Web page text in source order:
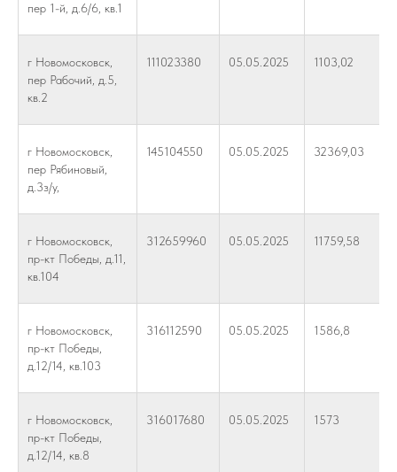
пер 1-й, д.6/6, кв.1
г Новомосковск,
пер Рабочий, д.5,
кв.2
111023380 05.05.2025 1103,02
г Новомосковск,
пер Рябиновый,
д.3з/у,
145104550 05.05.2025 32369,03
г Новомосковск,
пр-кт Победы, д.11,
кв.104
312659960 05.05.2025 11759,58
г Новомосковск,
пр-кт Победы,
д.12/14, кв.103
316112590 05.05.2025 1586,8
г Новомосковск,
пр-кт Победы,
д.12/14, кв.8
316017680 05.05.2025 1573